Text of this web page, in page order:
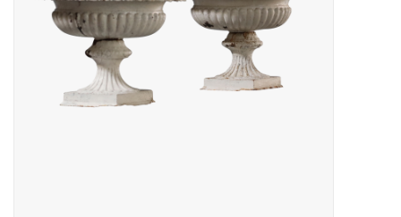
Objecten
Vloeren - Steen, Terra Cotta